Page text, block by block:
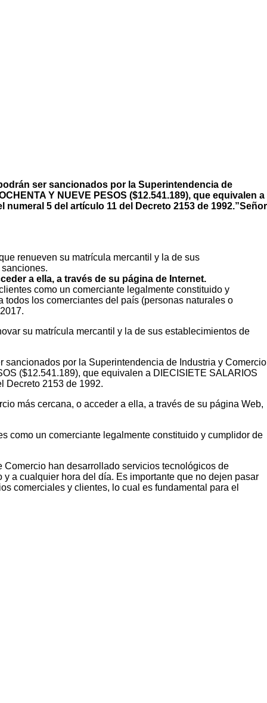
ser sancionados por la Superintendencia de
Y NUEVE PESOS ($12.541.189), que equivalen a
numeral 5 del artículo 11 del Decreto 2153 de 1992.”Señor
renueven su matrícula mercantil y la de sus
a ella, a través de su página de Internet.
como un comerciante legalmente constituido y
los comerciantes del país (personas naturales o
su matrícula mercantil y la de sus establecimientos de
por la Superintendencia de Industria y Comercio
($12.541.189), que equivalen a DIECISIETE SALARIOS
Decreto 2153 de 1992.
más cercana, o acceder a ella, a través de su página Web,
como un comerciante legalmente constituido y cumplidor de
han desarrollado servicios tecnológicos de
a cualquier hora del día. Es importante que no dejen pasar
comerciales y clientes, lo cual es fundamental para el